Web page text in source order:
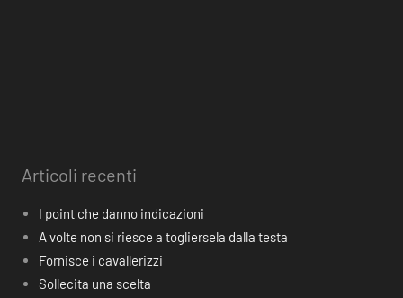
Articoli recenti
I point che danno indicazioni
A volte non si riesce a togliersela dalla testa
Fornisce i cavallerizzi
Sollecita una scelta